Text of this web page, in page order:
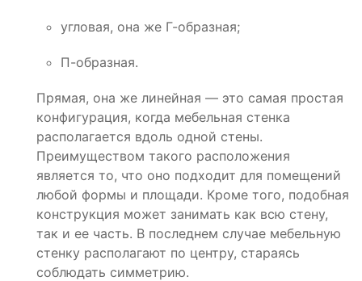
угловая, она же Г-образная;
П-образная.
Прямая, она же линейная — это самая простая
конфигурация, когда мебельная стенка
располагается вдоль одной стены.
Преимуществом такого расположения
является то, что оно подходит для помещений
любой формы и площади. Кроме того, подобная
конструкция может занимать как всю стену,
так и ее часть. В последнем случае мебельную
стенку располагают по центру, стараясь
соблюдать симметрию.